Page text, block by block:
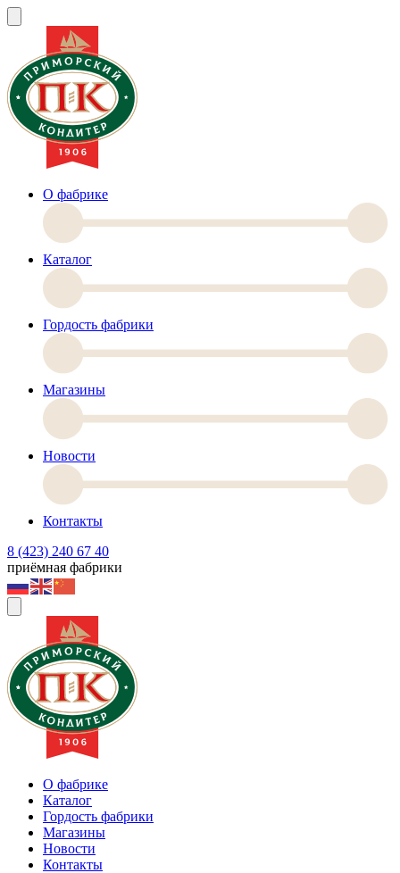
О фабрике
Каталог
Гордость фабрики
Магазины
Новости
Контакты
8 (423) 240 67 40
приёмная фабрики
О фабрике
Каталог
Гордость фабрики
Магазины
Новости
Контакты